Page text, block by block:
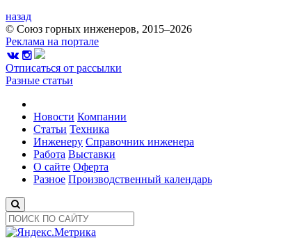
назад
© Союз горных инженеров, 2015–2026
Реклама на портале
Отписаться от рассылки
Разные статьи
Новости Компании
Статьи Техника
Инженеру Справочник инженера
Работа Выставки
О сайте Оферта
Разное Производственный календарь